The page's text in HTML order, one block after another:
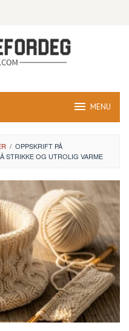
MENU
/ OPPSKRIFT PÅ
STRIKKE OG UTROLIG VARME